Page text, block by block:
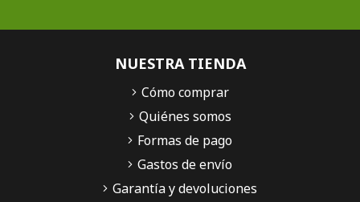
NUESTRA TIENDA
Cómo comprar
Quiénes somos
Formas de pago
Gastos de envío
Garantía y devoluciones